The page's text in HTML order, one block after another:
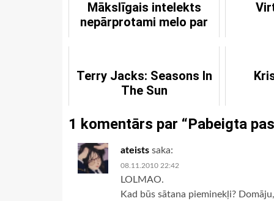
Mākslīgais intelekts
nepārprotami melo par
Terry Jacks: Seasons In
The Sun
1 komentārs par “Pabeigta
ateists saka:
08.11.2010 22:42
LOLMAO.
Kad būs sātana pieminekļi?